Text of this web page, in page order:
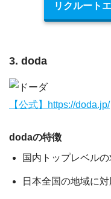
リクルート
3. doda
【公式】https://doda.jp/
dodaの特徴
国内トップレベル
日本全国の地域に